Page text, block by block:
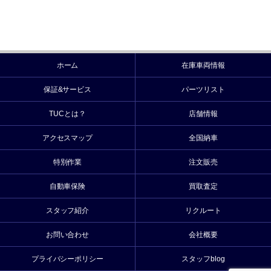
ホーム 在庫車両情報
保証&サービス パーツリスト
TUCとは？ 店舗情報
アクセスマップ 全国納車
特別作業 注文販売
自動車保険 買取査定
スタッフ紹介 リクルート
お問い合わせ 会社概要
プライバシーポリシー スタッフblog